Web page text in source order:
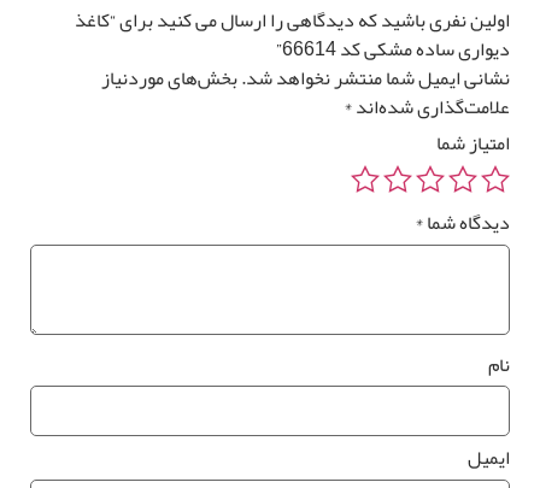
نفری باشید که دیدگاهی را ارسال می کنید برای “کاغذ
ساده مشکی کد 66614”
ایمیل شما منتشر نخواهد شد.بخش‌های موردنیاز
شده‌اند*
شما
شما*